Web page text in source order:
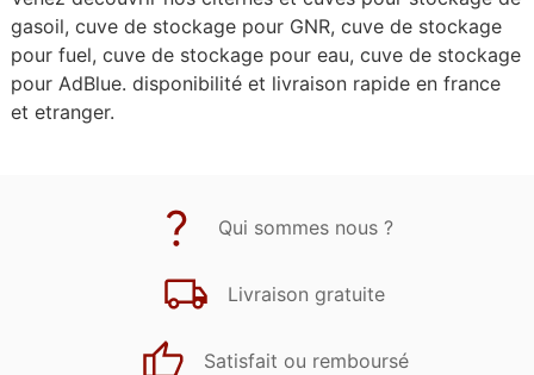
gasoil, cuve de stockage pour GNR, cuve de stockage
pour fuel, cuve de stockage pour eau, cuve de stockage
pour AdBlue. disponibilité et livraison rapide en france
et etranger.
Qui sommes nous ?
Livraison gratuite
Satisfait ou remboursé